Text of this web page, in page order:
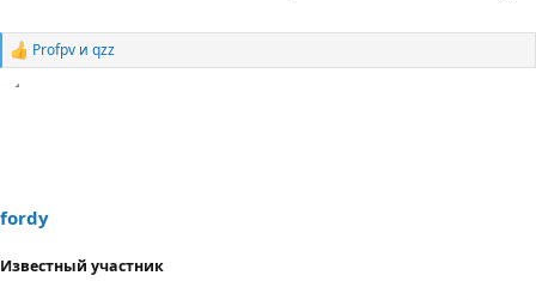
Р
Profpv и qzz
fordy
Известный участник